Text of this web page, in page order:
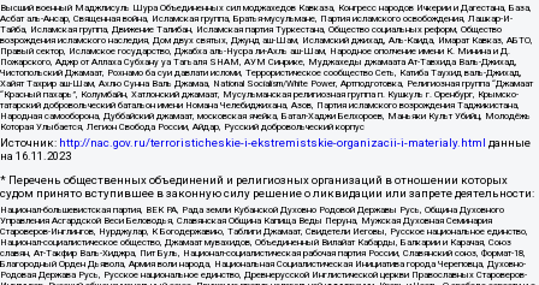
Высший военный Маджлисуль Шура Объединенных сил моджахедов Кавказа, Конгресс народов Ичкерии и Дагестана, База,
Асбат аль-Ансар, Священная война, Исламская группа, Братья-мусульмане, Партия исламского освобождения, Лашкар-И-
Тайба, Исламская группа, Движение Талибан, Исламская партия Туркестана, Общество социальных реформ, Общество
возрождения исламского наследия, Дом двух святых, Джунд аш-Шам, Исламский джихад, Аль-Каида, Имарат Кавказ, АБТО,
Правый сектор, Исламское государство, Джабха аль-Нусра ли-Ахль аш-Шам, Народное ополчение имени К. Минина и Д.
Пожарского, Аджр от Аллаха Субхану уа Тагьаля SHAM, АУМ Синрике, Муджахеды джамаата Ат-Тавхида Валь-Джихад,
Чистопольский Джамаат, Рохнамо ба суи давлати исломи, Террористическое сообщество Сеть, Катиба Таухид валь-Джихад,
Хайят Тахрир аш-Шам, Ахлю Сунна Валь Джамаа, National Socialism/White Power, Артподготовка, Религиозная группа “Джамаат
“Красный пахарь”, Колумбайн, Хатлонский джамаат, Мусульманская религиозная группа п. Кушкуль г. Оренбург, Крымско-
татарский добровольческий батальон имени Номана Челебиджихана, Азов, Партия исламского возрождения Таджикистана,
Народная самооборона, Дуббайский джамаат, московская ячейка, Батал-Хаджи Белхороев, Маньяки Культ Убийц, Молодёжь
Которая Улыбается, Легион Свобода России, Айдар, Русский добровольческий корпус
Источник: http://nac.gov.ru/terroristicheskie-i-ekstremistskie-organizacii-i-materialy.html данные
на 16.11.2023
* Перечень общественных объединений и религиозных организаций в отношении которых
судом принято вступившее в законную силу решение о ликвидации или запрете деятельности:
Национал-большевистская партия, ВЕК РА, Рада земли Кубанской Духовно Родовой Державы Русь, Община Духовного
Управления Асгардской Веси Беловодья, Славянская Община Капища Веды Перуна, Мужская Духовная Семинария
Староверов-Инглингов, Нурджулар, К Богодержавию, Таблиги Джамаат, Свидетели Иеговы, Русское национальное единство,
Национал-социалистическое общество, Джамаат мувахидов, Объединенный Вилайат Кабарды, Балкарии и Карачая, Союз
славян, Ат-Такфир Валь-Хиджра, Пит Буль, Национал-социалистическая рабочая партия России, Славянский союз, Формат-18,
Благородный Орден Дьявола, Армия воли народа, Национальная Социалистическая Инициатива города Череповца, Духовно-
Родовая Держава Русь, Русское национальное единство, Древнерусской Инглистической церкви Православных Староверов-